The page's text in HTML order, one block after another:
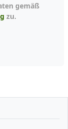
gemäß
zu.